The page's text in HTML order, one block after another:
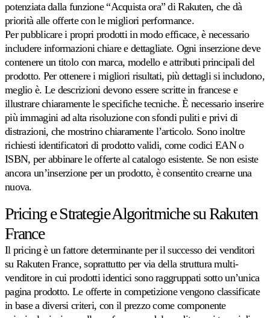
uno
dei
marketplace
più
rapida
crescita
in
Europa.
Bol.com
Salga
nelle
classifiche
di
su
Bol.com.
Cdiscount
Mantenga
posizione
in
evidenza
su
potenziata dalla funzione “Acquista ora” di Rakuten, che dà
priorità alle offerte con le migliori performance.
Per pubblicare i propri prodotti in modo efficace, è necessario
includere informazioni chiare e dettagliate. Ogni inserzione deve
contenere un titolo con marca, modello e attributi principali del
prodotto. Per ottenere i migliori risultati, più dettagli si includono,
meglio è. Le descrizioni devono essere scritte in francese e
illustrare chiaramente le specifiche tecniche. È necessario inserire
più immagini ad alta risoluzione con sfondi puliti e privi di
distrazioni, che mostrino chiaramente l’articolo. Sono inoltre
richiesti identificatori di prodotto validi, come codici EAN o
ISBN, per abbinare le offerte al catalogo esistente. Se non esiste
ancora un’inserzione per un prodotto, è consentito crearne una
nuova.
Pricing e Strategie Algoritmiche su Rakuten
France
Il pricing è un fattore determinante per il successo dei venditori
su Rakuten France, soprattutto per via della struttura multi-
venditore in cui prodotti identici sono raggruppati sotto un’unica
pagina prodotto. Le offerte in competizione vengono classificate
in base a diversi criteri, con il prezzo come componente